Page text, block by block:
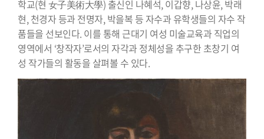
학교(현 女子美術大學) 출신인 나혜석, 이갑향, 나상윤, 박래
현, 천경자 등과 전명자, 박을복 등 자수과 유학생들의 자수 작
품들을 선보인다. 이를 통해 근대기 여성 미술교육과 직업의
영역에서 ‘창작자’로서의 자각과 정체성을 추구한 초창기 여
성 작가들의 활동을 살펴볼 수 있다.